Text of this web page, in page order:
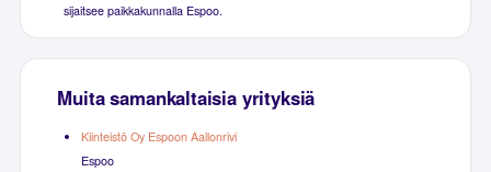
sijaitsee paikkakunnalla Espoo.
Muita samankaltaisia yrityksiä
Kiinteistö Oy Espoon Aallonrivi
Espoo